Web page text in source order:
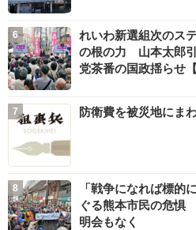
れいわ新選組次のス
の根の力 山本太郎
党茶番の国政揺らせ
防衛費を被災地にま
「戦争になれば標
ぐる熊本市民の危惧
明会もなく